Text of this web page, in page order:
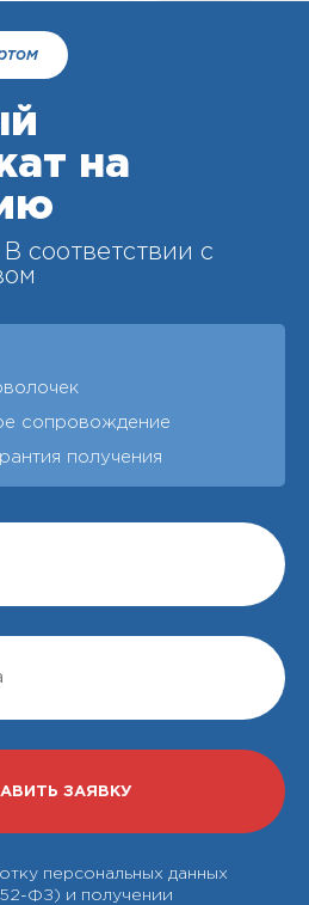
на
соответствии с
сопровождение
получения
персональных данных
ФЗ) и получении